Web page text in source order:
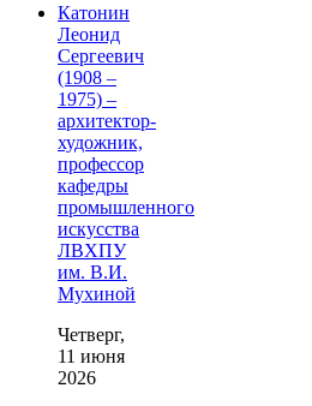
Катонин
Леонид
Сергеевич
(1908 –
1975) –
архитектор-
художник,
профессор
кафедры
промышленного
искусства
ЛВХПУ
им. В.И.
Мухиной
Четверг,
11 июня
2026